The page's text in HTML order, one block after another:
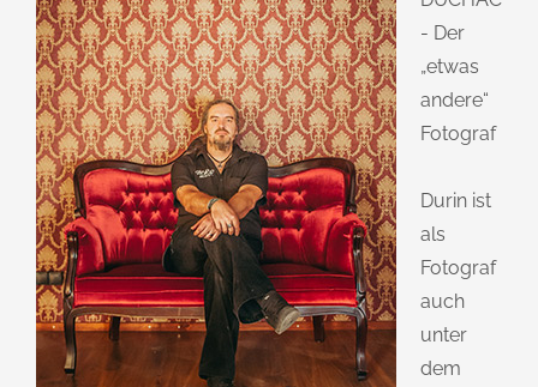
- Der
„etwas
andere“
Fotograf
Durin ist
als
Fotograf
auch
unter
dem